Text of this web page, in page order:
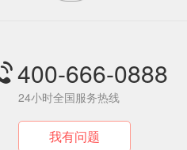
400-666-0888
24小时全国服务热线
我有问题